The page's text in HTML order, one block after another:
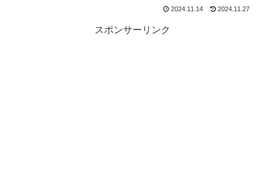
2024.11.14 2024.11.27
スポンサーリンク